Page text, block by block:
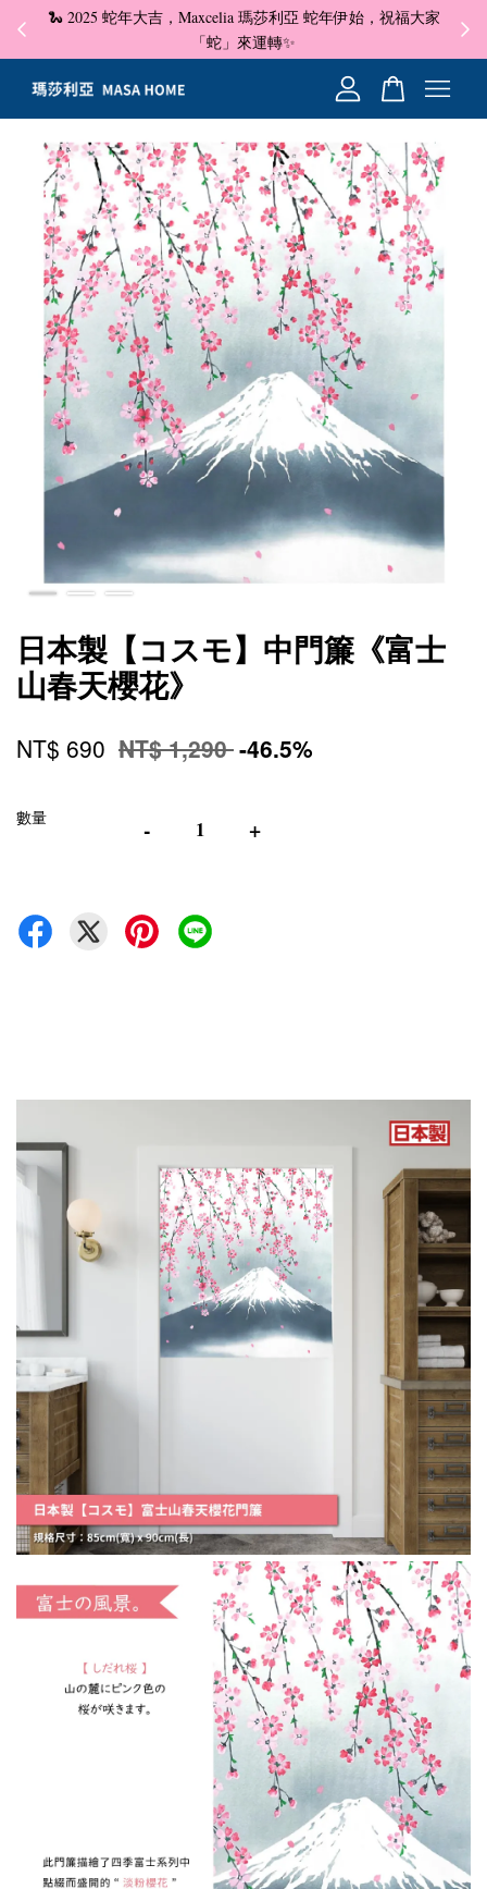
🐍 2025 蛇年大吉，Maxcelia 瑪莎利亞 蛇年伊始，祝福大家
「蛇」來運轉✨
✦
日本製【コスモ】中門簾《富士
山春天櫻花》
NT$ 690 NT$ 1,290-46.5%
數量 - +
您的購物車目前還是空的。
繼續購物